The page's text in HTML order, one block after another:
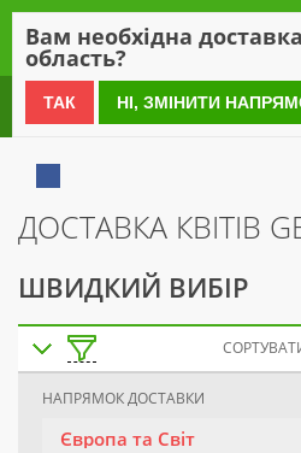
0 800 21 54 55
ДОСТАВКА КВІТІВ
ШВИДКИЙ ВИБІР
НАПРЯМОК ДОСТАВКИ
Європа та Світ
Вам необхідна
область?
ТАК НІ, ЗМІНИТИ